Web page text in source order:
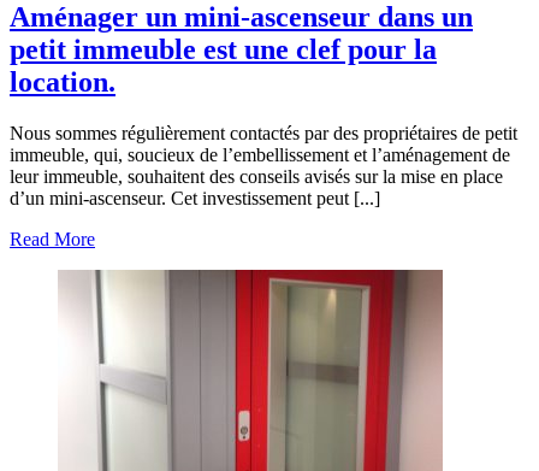
Aménager un mini-ascenseur dans un
petit immeuble est une clef pour la
location.
Nous sommes régulièrement contactés par des propriétaires de petit
immeuble, qui, soucieux de l’embellissement et l’aménagement de
leur immeuble, souhaitent des conseils avisés sur la mise en place
d’un mini-ascenseur. Cet investissement peut [...]
Read More